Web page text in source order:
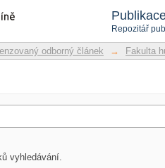
Repozitář
odborný článek → Fakulta
vyhledávání.